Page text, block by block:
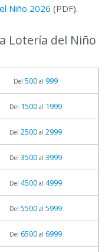
Niño 2026 (PDF).
Lotería del Niño
Del 500al 999
Del 1500al 1999
Del 2500al 2999
Del 3500al 3999
Del 4500al 4999
Del 5500al 5999
Del 6500al 6999